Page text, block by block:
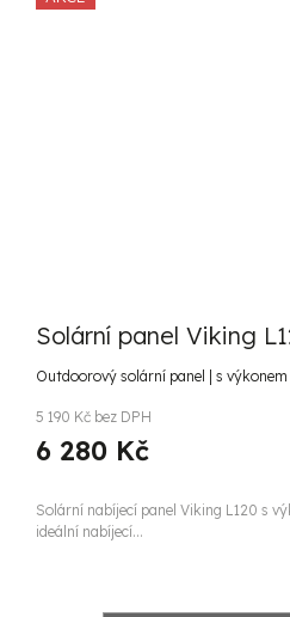
Solární panel Viking
Outdoorový solární panel | s výkonem
5 190 Kč bez DPH
6 280 Kč
Solární nabíjecí panel Viking L120 s
ideální nabíjecí...